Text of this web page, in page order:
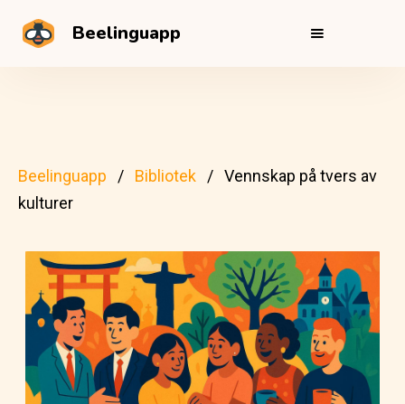
Beelinguapp
Beelinguapp Bibliotek
Vennskap på tvers av
kulturer